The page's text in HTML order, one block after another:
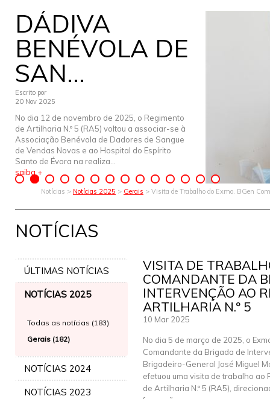
DÁDIVA
BENÉVOLA DE
SAN...
Escrito por
20 Nov 2025
No dia 12 de novembro de 2025, o Regimento
de Artilharia N.º 5 (RA5) voltou a associar-se à
Associação Benévola de Dadores de Sangue
de Vendas Novas e ao Hospital do Espírito
Santo de Évora na realiza...
saiba +
Notícias > Notícias 2025 > Gerais > Visita de Trabalho do Exmo. BGen
NOTÍCIAS
ÚLTIMAS NOTÍCIAS
NOTÍCIAS 2025
Todas as notícias (183)
Gerais (182)
NOTÍCIAS 2024
NOTÍCIAS 2023
VISITA DE
COMANDANTE DA
INTERVENÇÃO AO
ARTILHARIA N.º 5
10 Mar 2025
No dia 5 de março de 2025, o
Comandante da Brigada de
Brigadeiro-General José Miguel
efetuou uma visita de trabalho ao
de Artilharia N.º 5 (RA5),